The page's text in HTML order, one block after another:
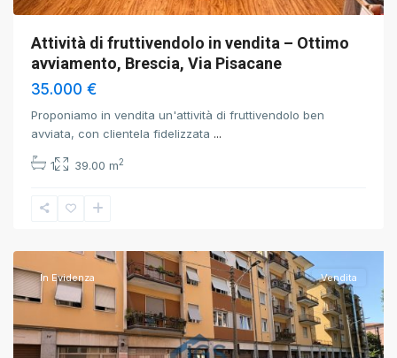
Attività di fruttivendolo in vendita – Ottimo
avviamento, Brescia, Via Pisacane
35.000 €
Proponiamo in vendita un'attività di fruttivendolo ben
avviata, con clientela fidelizzata ...
1 39.00 m2
Brescia,
In Evidenza Vendita